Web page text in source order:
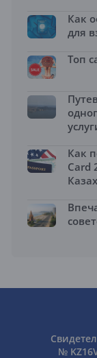
Как
для
Топ
Как
Card
№